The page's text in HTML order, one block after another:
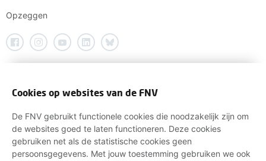
Opzeggen
Cookies op websites van de FNV
De FNV gebruikt functionele cookies die noodzakelijk zijn om
de websites goed te laten functioneren. Deze cookies
gebruiken net als de statistische cookies geen
persoonsgegevens. Met jouw toestemming gebruiken we ook